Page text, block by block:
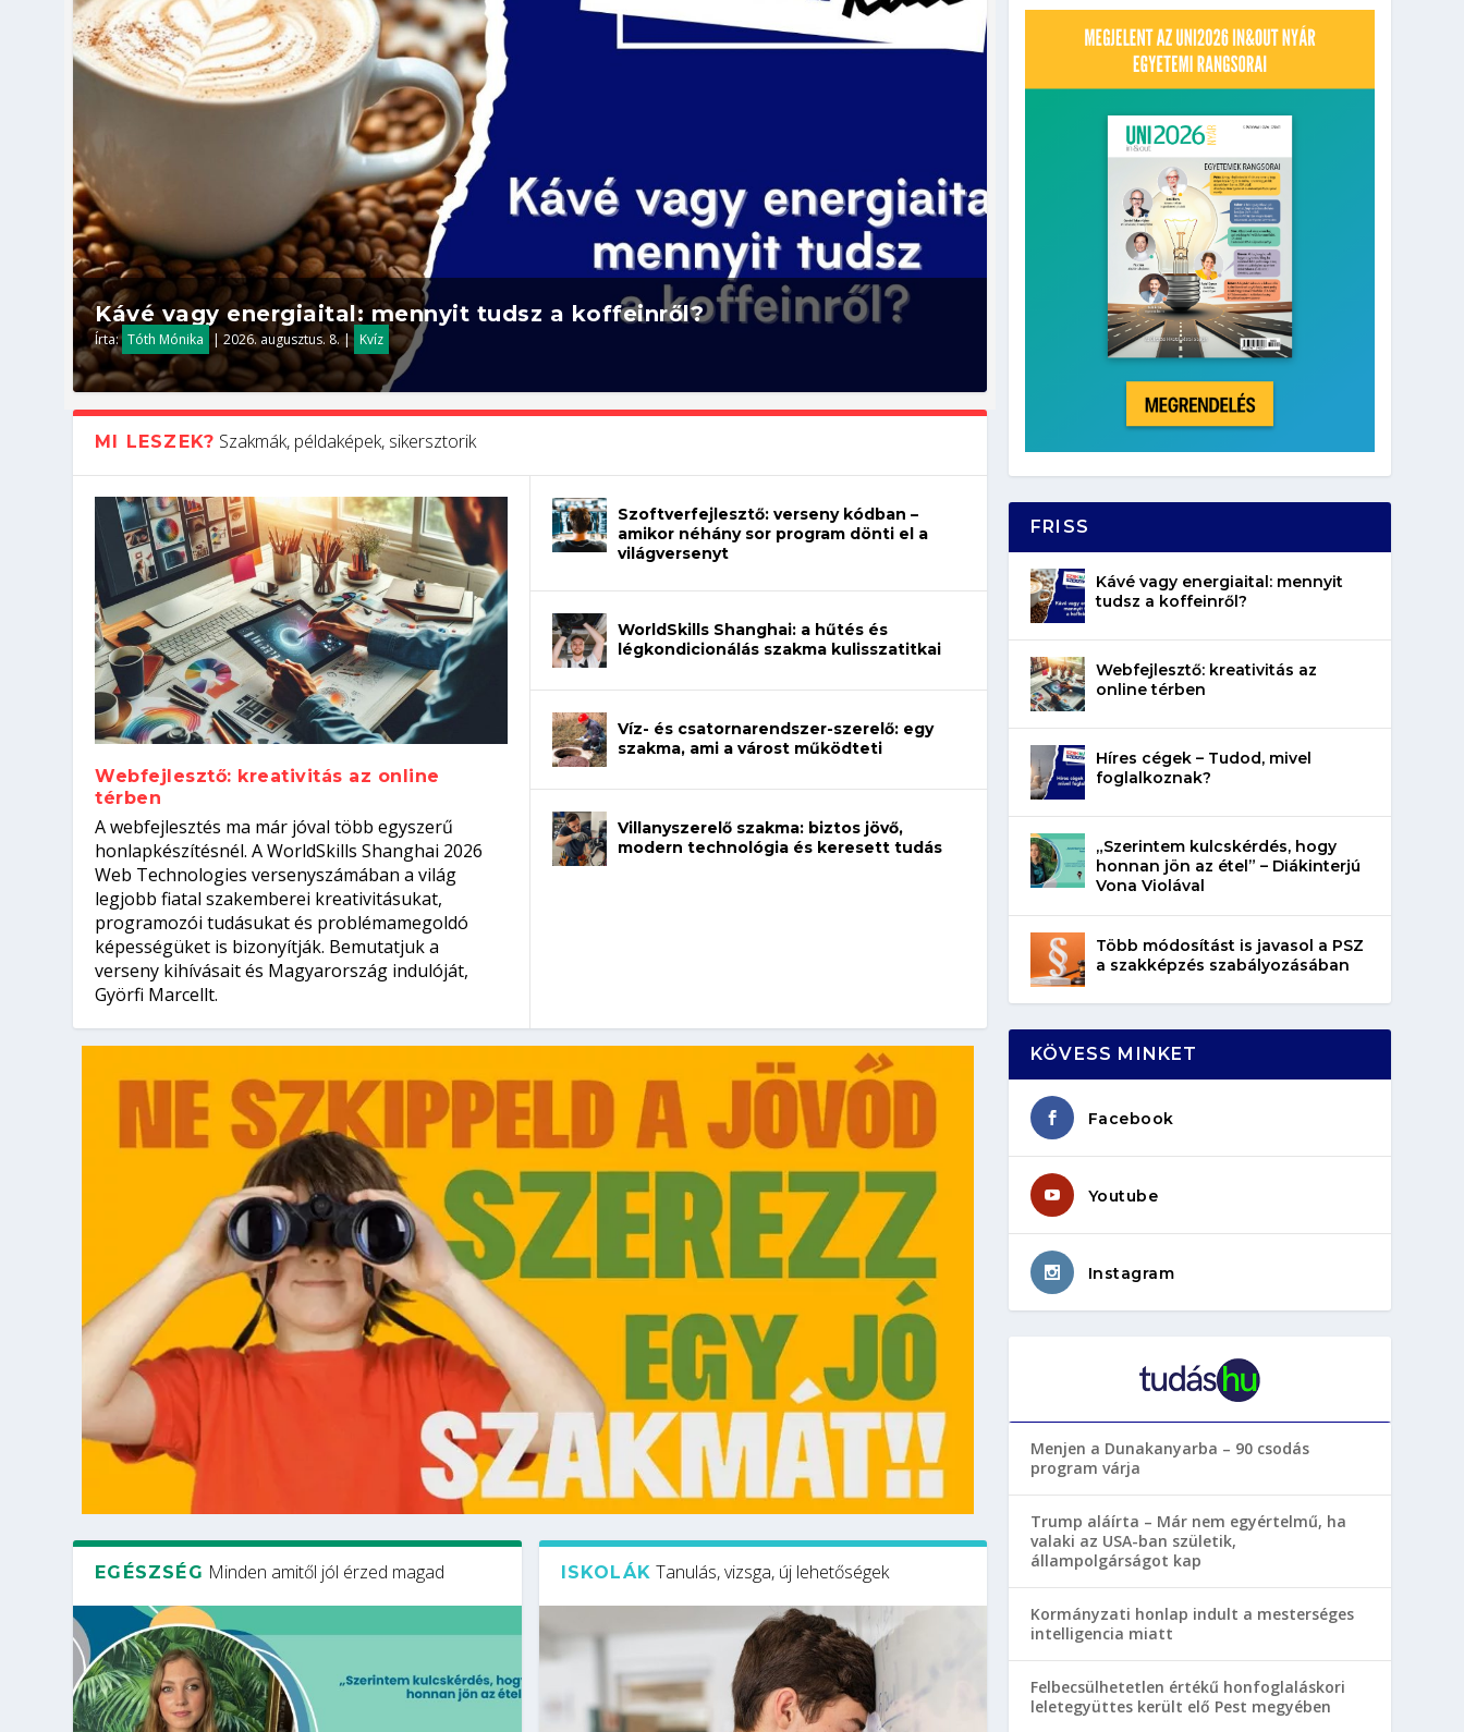
Kávé vagy energiaital: mennyit tudsz a koffeinről?
Írta: Tóth Mónika |2026. augusztus. 8.| Kvíz
Hogyan készíts ATS-barát önéletrajzot? Így növelheted az esélyedet az
állásinterjúra...
Írta: Oláh Erika |2026. augusztus. 5.| Munka
Kitalálod, mire használják ezeket a gépeket?
Írta: Tóth Mónika |2026. augusztus. 4.| Kvíz
Nem sikerült az egyetemi felvételi? Tanulj szakmát!
Írta: Oláh Erika |2026. augusztus. 4.| Iskolák
Szoftverfejlesztő: verseny kódban – amikor néhány sor program dönti
el a világversenyt...
Írta: Szakmát Szerzek | 2026. augusztus. 3.| Mi leszek?
MI LESZEK? Szakmák, példaképek, sikersztorik
Webfejlesztő: kreativitás az online
térben
A webfejlesztés ma már jóval több egyszerű
honlapkészítésnél. A WorldSkills Shanghai 2026
Web Technologies versenyszámában a világ
legjobb fiatal szakemberei kreativitásukat,
programozói tudásukat és problémamegoldó
képességüket is bizonyítják. Bemutatjuk a
verseny kihívásait és Magyarország indulóját,
Györfi Marcellt.
Szoftverfejlesztő: verseny kódban –
amikor néhány sor program dönti el a
világversenyt
WorldSkills Shanghai: a hűtés és
légkondicionálás szakma kulisszatitkai
Víz- és csatornarendszer-szerelő: egy
szakma, ami a várost működteti
Villanyszerelő szakma: biztos jövő,
modern technológia és keresett tudás
EGÉSZSÉG Minden amitől jól érzed magad ISKOLÁK Tanulás, vizsga, új lehetőségek
FRISS
Kávé vagy energiaital: mennyit
tudsz a koffeinről?
Webfejlesztő: kreativitás az
online térben
Híres cégek – Tudod, mivel
foglalkoznak?
„Szerintem kulcskérdés, hogy
honnan jön az étel” – Diákinterjú
Vona Violával
Több módosítást is javasol a PSZ
a szakképzés szabályozásában
KÖVESS MINKET
Facebook
Youtube
Instagram
Menjen a Dunakanyarba – 90 csodás
program várja
Trump aláírta – Már nem egyértelmű, ha
valaki az USA-ban születik,
állampolgárságot kap
Kormányzati honlap indult a mesterséges
intelligencia miatt
Felbecsülhetetlen értékű honfoglaláskori
leletegyüttes került elő Pest megyében